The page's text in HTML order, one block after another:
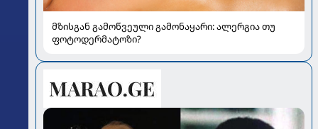
მზისგან გამოწვეული გამონაყარი: ალერგია თუ
ფოტოდერმატოზი?